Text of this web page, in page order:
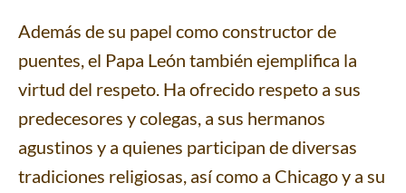
Además de su papel como constructor de
puentes, el Papa León también ejemplifica la
virtud del respeto. Ha ofrecido respeto a sus
predecesores y colegas, a sus hermanos
agustinos y a quienes participan de diversas
tradiciones religiosas, así como a Chicago y a su